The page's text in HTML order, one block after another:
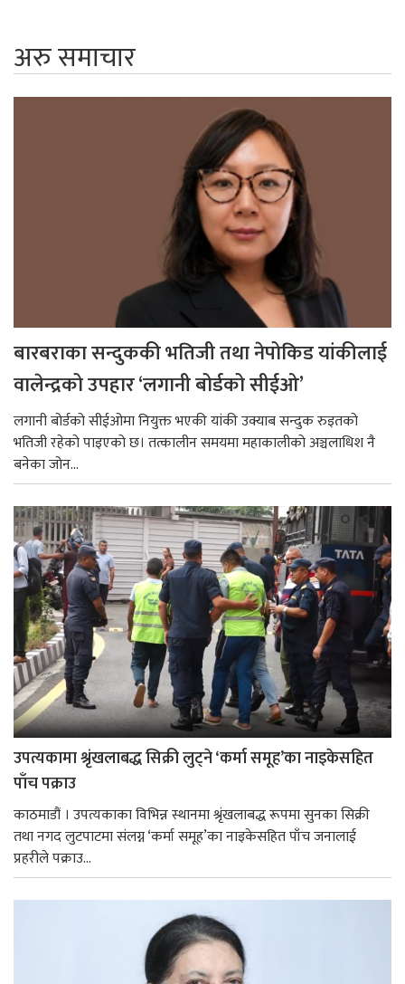
अरु समाचार
बारबराका सन्दुककी भतिजी तथा नेपोकिड यांकीलाई
वालेन्द्रको उपहार ‘लगानी बोर्डको सीईओ’
लगानी बोर्डको सीईओमा नियुक्त भएकी यांकी उक्याब सन्दुक रुइतको
भतिजी रहेको पाइएको छ। तत्कालीन समयमा महाकालीको अञ्चलाधिश नै
बनेका जोन...
उपत्यकामा श्रृंखलाबद्ध सिक्री लुट्ने ‘कर्मा समूह’का नाइकेसहित
पाँच पक्राउ
काठमाडौं । उपत्यकाका विभिन्न स्थानमा श्रृंखलाबद्ध रूपमा सुनका सिक्री
तथा नगद लुटपाटमा संलग्न ‘कर्मा समूह’का नाइकेसहित पाँच जनालाई
प्रहरीले पक्राउ...